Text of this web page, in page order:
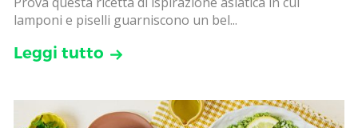
lamponi e piselli guarniscono un bel...
Leggi tutto